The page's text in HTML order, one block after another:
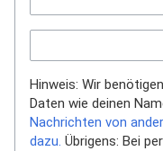
Hinweis: Wir
Daten wie deinen
Nachrichten von
dazu. Übrigens: Bei